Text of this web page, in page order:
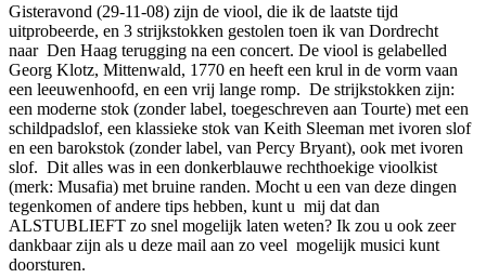
Gisteravond (29-11-08) zijn de viool, die ik de laatste tijd
uitprobeerde, en 3 strijkstokken gestolen toen ik van Dordrecht
naar Den Haag terugging na een concert. De viool is gelabelled
Georg Klotz, Mittenwald, 1770 en heeft een krul in de vorm vaan
een leeuwenhoofd, en een vrij lange romp. De strijkstokken zijn:
een moderne stok (zonder label, toegeschreven aan Tourte) met een
schildpadslof, een klassieke stok van Keith Sleeman met ivoren slof
en een barokstok (zonder label, van Percy Bryant), ook met ivoren
slof. Dit alles was in een donkerblauwe rechthoekige vioolkist
(merk: Musafia) met bruine randen. Mocht u een van deze dingen
tegenkomen of andere tips hebben, kunt u mij dat dan
ALSTUBLIEFT zo snel mogelijk laten weten? Ik zou u ook zeer
dankbaar zijn als u deze mail aan zo veel mogelijk musici kunt
doorsturen.